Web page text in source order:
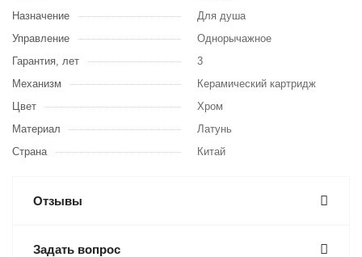
Назначение
Для душа
Управление
Однорычажное
Гарантия, лет
3
Механизм
Керамический картридж
Цвет
Хром
Материал
Латунь
Страна
Китай
Отзывы
Задать вопрос